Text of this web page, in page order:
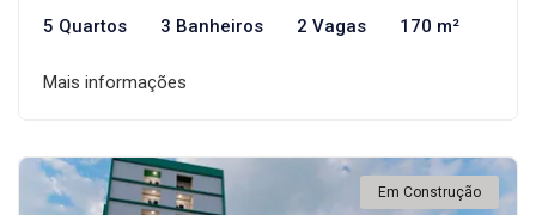
5 Quartos 3 Banheiros 2 Vagas 170 m²
Mais informações
Em Construção